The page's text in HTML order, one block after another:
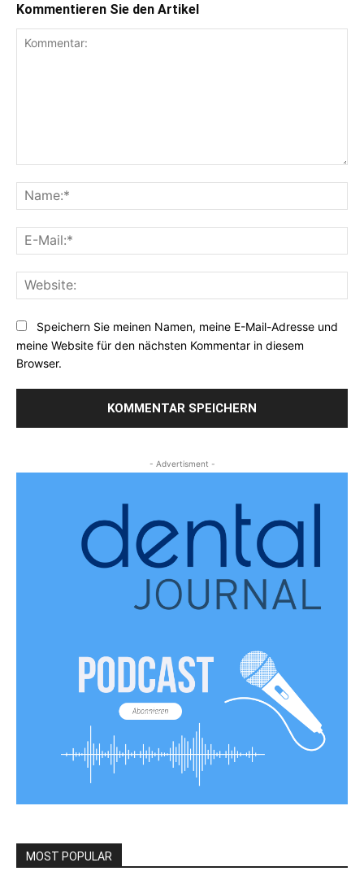
Kommentieren Sie den Artikel
Speichern Sie meinen Namen, meine E-Mail-Adresse und
meine Website für den nächsten Kommentar in diesem
Browser.
- Advertisment -
MOST POPULAR